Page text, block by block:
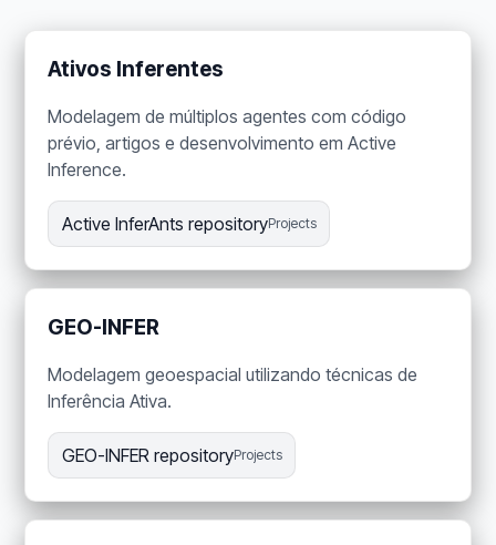
Ativos Inferentes
Modelagem de múltiplos agentes com código
prévio, artigos e desenvolvimento em Active
Inference.
Active InferAnts repositoryProjects
GEO-INFER
Modelagem geoespacial utilizando técnicas de
Inferência Ativa.
GEO-INFER repositoryProjects